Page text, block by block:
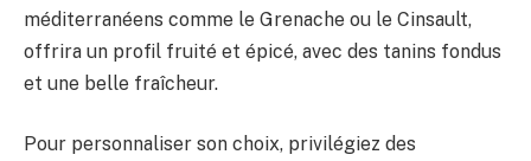
méditerranéens comme le Grenache ou le Cinsault,
offrira un profil fruité et épicé, avec des tanins fondus
et une belle fraîcheur.
Pour personnaliser son choix, privilégiez des